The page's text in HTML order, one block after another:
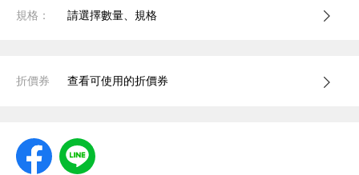
規格： 請選擇數量、規格
折價券 查看可使用的折價券